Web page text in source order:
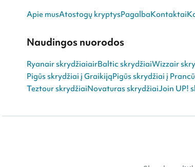
Apie musAtostogų kryptysPagalbaKontaktai
Naudingos nuorodos
Ryanair skrydžiaiairBaltic skrydžiaiWizzair
Pigūs skrydžiai į GraikijąPigūs skrydžiai į
Teztour skrydžiaiNovaturas skrydžiaiJoin UP!